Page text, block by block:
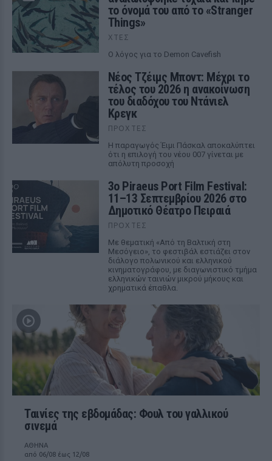
το όνομά του από το «Stranger
Things»
ΧΤΕΣ
Ο λόγος για το Demon Cavefish
Νέος Τζέιμς Μποντ: Μέχρι το
τέλος του 2026 η ανακοίνωση
του διαδόχου του Ντάνιελ
Κρεγκ
ΠΡΟΧΤΈΣ
Η παραγωγός Έιμι Πάσκαλ αποκαλύπτει
ότι η επιλογή του νέου 007 γίνεται με
απόλυτη προσοχή
3ο Piraeus Port Film Festival:
11–13 Σεπτεμβρίου 2026 στο
Δημοτικό Θέατρο Πειραιά
ΠΡΟΧΤΈΣ
Με θεματική «Από τη Βαλτική στη
Μεσόγειο», το φεστιβάλ εστιάζει στον
διάλογο πολωνικού και ελληνικού
κινηματογράφου, με διαγωνιστικό τμήμα
ελληνικών ταινιών μικρού μήκους και
χρηματικά έπαθλα.
Ταινίες της εβδομάδας: Φουλ του γαλλικού
σινεμά
ΑΘΗΝΑ
από 06/08 έως 12/08